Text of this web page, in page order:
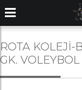
ROTA KOLEJI-
GK.